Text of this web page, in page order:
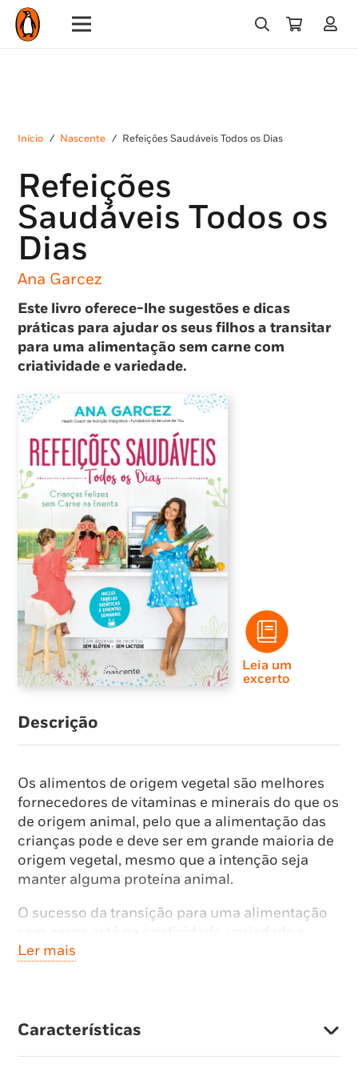
Início / Nascente / Refeições Saudáveis Todos os Dias
Refeições
Saudáveis Todos os
Dias
Ana Garcez
Este livro oferece-lhe sugestões e dicas
práticas para ajudar os seus filhos a transitar
para uma alimentação sem carne com
criatividade e variedade.
Leia um
excerto
Descrição
Os alimentos de origem vegetal são melhores
fornecedores de vitaminas e minerais do que os
de origem animal, pelo que a alimentação das
crianças pode e deve ser em grande maioria de
origem vegetal, mesmo que a intenção seja
manter alguma proteína animal.
O sucesso da transição para uma alimentação
planeamento das receitas, e este livro oferece-
Para além das receitas deliciosas — que
Ler mais
Características